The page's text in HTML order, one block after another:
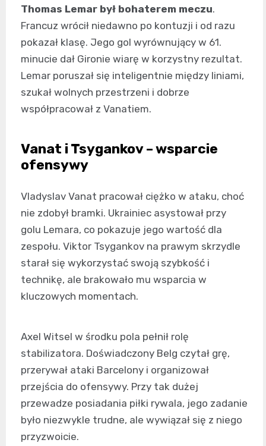
Thomas Lemar był bohaterem meczu.
Francuz wrócił niedawno po kontuzji i od razu
pokazał klasę. Jego gol wyrównujący w 61.
minucie dał Gironie wiarę w korzystny rezultat.
Lemar poruszał się inteligentnie między liniami,
szukał wolnych przestrzeni i dobrze
współpracował z Vanatiem.
Vanat i Tsygankov – wsparcie
ofensywy
Vladyslav Vanat pracował ciężko w ataku, choć
nie zdobył bramki. Ukrainiec asystował przy
golu Lemara, co pokazuje jego wartość dla
zespołu. Viktor Tsygankov na prawym skrzydle
starał się wykorzystać swoją szybkość i
technikę, ale brakowało mu wsparcia w
kluczowych momentach.
Axel Witsel w środku pola pełnił rolę
stabilizatora. Doświadczony Belg czytał grę,
przerywał ataki Barcelony i organizował
przejścia do ofensywy. Przy tak dużej
przewadze posiadania piłki rywala, jego zadanie
było niezwykle trudne, ale wywiązał się z niego
przyzwoicie.